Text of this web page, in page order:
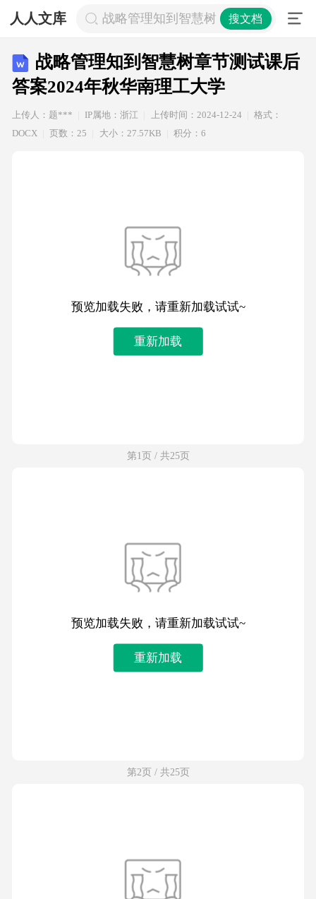
人人文库 战略管理知到智慧树章节测试课后答
搜文档
战略管理知到智慧树章节测试课后
答案2024年秋华南理工大学
上传人：题*** IP属地：浙江 上传时间：2024-12-24
格式：
DOCX
页数：25 大小：27.57KB 积分：6
预览加载失败，请重新加载试试~
重新加载
第1页 / 共25页
预览加载失败，请重新加载试试~
重新加载
第2页 / 共25页